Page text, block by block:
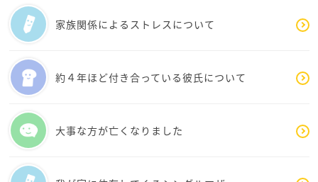
ももさんには、ももさんの人生があります
お母さんに囚われてばかりで、お母さんに危害を与え
てしまうより、気持ちを他に持っていって、少しでも楽
しい人生を送ってください
その場から逃げる、自分を守るというのも大切です
お母さんと面と向かう必要はないんです
ももさんには、ももさんの人生があり、生活があるの
家族関係によるストレスについて
約４年ほど付き合っている彼氏について
大事な方が亡くなりました